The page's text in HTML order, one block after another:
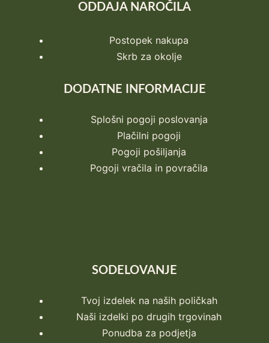
ODDAJA NAROČILA
Postopek nakupa
Skrb za okolje
DODATNE INFORMACIJE
Splošni pogoji poslovanja
Plačilni pogoji
Pogoji pošiljanja
Pogoji vračila in povračila
SODELOVANJE
Tvoj izdelek na naših poličkah
Naši izdelki po drugih trgovinah
Ponudba za podjetja